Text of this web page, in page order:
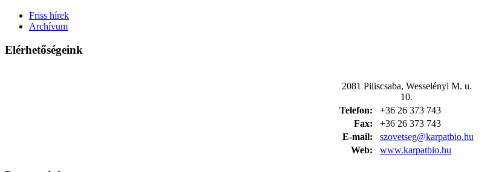
Friss hírek
Archívum
Elérhetőségeink
2081 Piliscsaba, Wesselényi M. u.
10.
Telefon:
+36 26 373 743
Fax:
+36 26 373 743
E-mail:
szovetseg@karpatbio.hu
Web:
www.karpatbio.hu